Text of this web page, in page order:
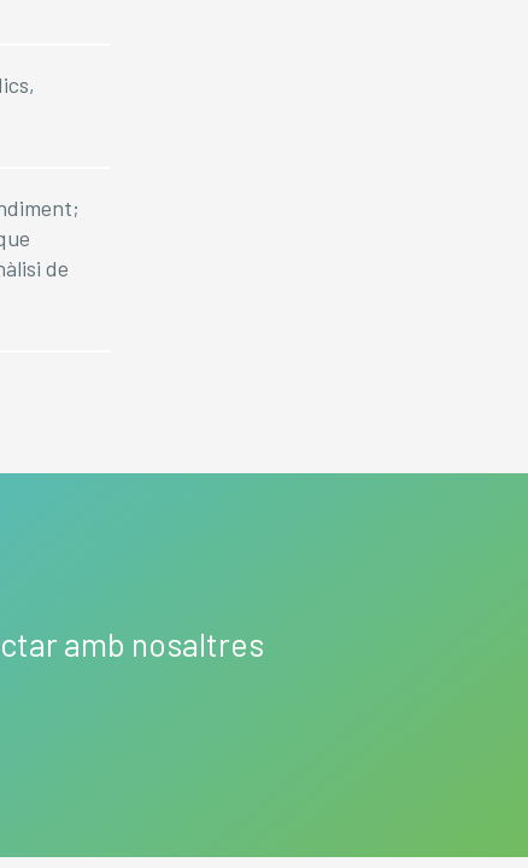
de
amb nosaltres